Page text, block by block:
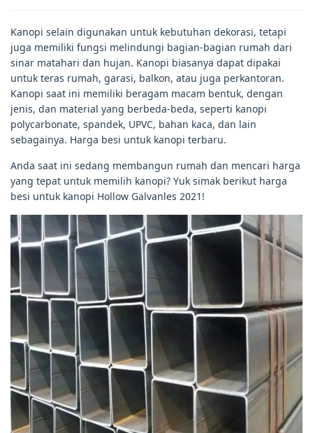
Kanopi selain digunakan untuk kebutuhan dekorasi, tetapi
juga memiliki fungsi melindungi bagian-bagian rumah dari
sinar matahari dan hujan. Kanopi biasanya dapat dipakai
untuk teras rumah, garasi, balkon, atau juga perkantoran.
Kanopi saat ini memiliki beragam macam bentuk, dengan
jenis, dan material yang berbeda-beda, seperti kanopi
polycarbonate, spandek, UPVC, bahan kaca, dan lain
sebagainya. Harga besi untuk kanopi terbaru.
Anda saat ini sedang membangun rumah dan mencari harga
yang tepat untuk memilih kanopi? Yuk simak berikut harga
besi untuk kanopi Hollow Galvanles 2021!